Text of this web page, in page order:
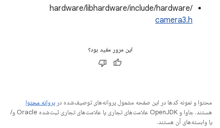
hardware/libhardware/include/hardware/
camera3.h
این مرور مفید بود؟
محتوا و نمونه کدها در این صفحه مشمول پروانه‌های توصیف‌شده در پروانه محتوا
هستند. جاوا و OpenJDK علامت‌های تجاری یا علامت‌های تجاری ثبت‌شده Oracle و/
یا وابسته‌های آن هستند.